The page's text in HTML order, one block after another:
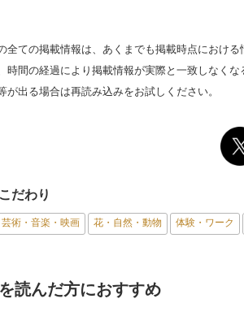
全ての掲載情報は、あくまでも掲載時点におけ
時間の経過により掲載情報が実際と一致しなくな
が出る場合は再読み込みをお試しください。
だわり
芸術・音楽・映画 花・自然・動物 体験・ワーク
読んだ方におすすめ